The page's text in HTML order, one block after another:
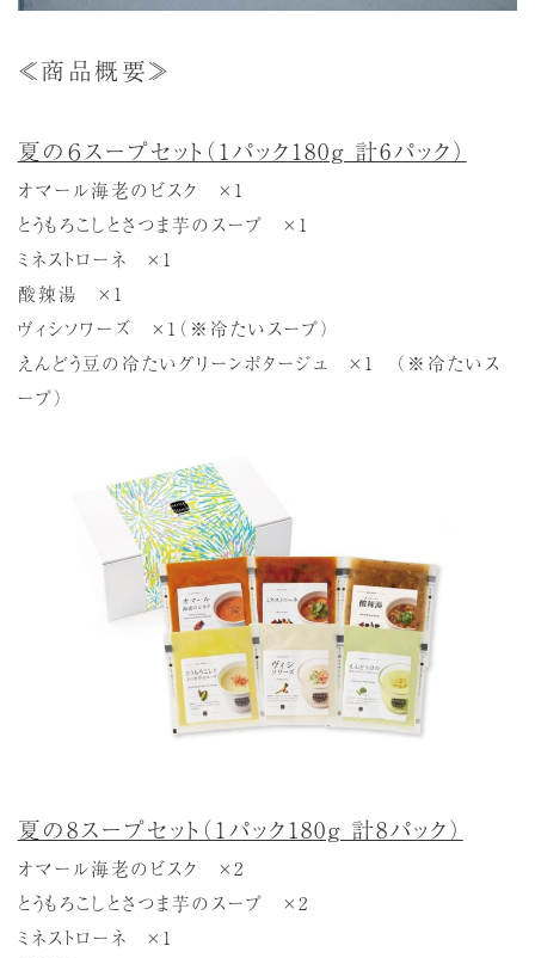
≪商品概要≫
夏の６スープセット（1パック180g 計6パック）
オマール海老のビスク ×1
とうもろこしとさつま芋のスープ ×1
ミネストローネ ×1
酸辣湯 ×1
ヴィシソワーズ ×1（※冷たいスープ）
えんどう豆の冷たいグリーンポタージュ ×1 （※冷たいス
ープ）
夏の8スープセット（1パック180g 計8パック）
オマール海老のビスク ×2
とうもろこしとさつま芋のスープ ×2
ミネストローネ ×1